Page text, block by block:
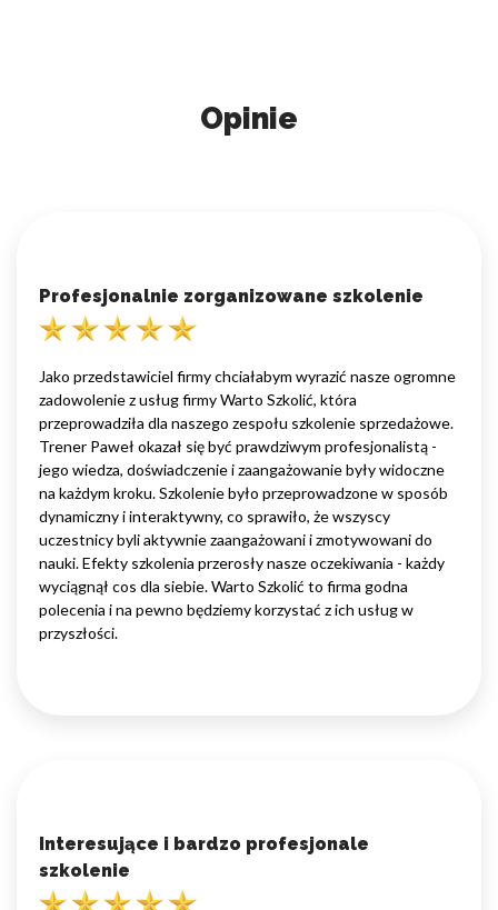
Opinie
Profesjonalnie zorganizowane szkolenie
Jako przedstawiciel firmy chciałabym wyrazić nasze ogromne
zadowolenie z usług firmy Warto Szkolić, która
przeprowadziła dla naszego zespołu szkolenie sprzedażowe.
Trener Paweł okazał się być prawdziwym profesjonalistą -
jego wiedza, doświadczenie i zaangażowanie były widoczne
na każdym kroku. Szkolenie było przeprowadzone w sposób
dynamiczny i interaktywny, co sprawiło, że wszyscy
uczestnicy byli aktywnie zaangażowani i zmotywowani do
nauki. Efekty szkolenia przerosły nasze oczekiwania - każdy
wyciągnął cos dla siebie. Warto Szkolić to firma godna
polecenia i na pewno będziemy korzystać z ich usług w
przyszłości.
Interesujące i bardzo profesjonale
szkolenie